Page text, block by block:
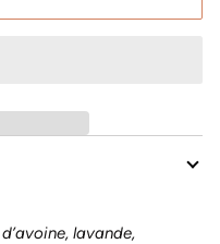
lavande,